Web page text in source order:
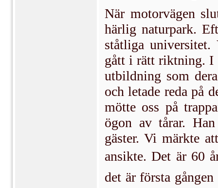
När motorvägen
härlig naturpark.
ståtliga universitet.
gått i rätt riktning. I
utbildning som
och letade reda på
mötte oss på
ögon av tårar.
gäster. Vi märkte
ansikte. Det är 60
det är första